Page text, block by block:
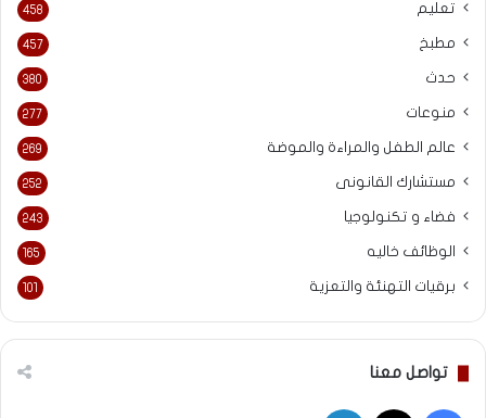
تعليم 458
مطبخ 457
حدث 380
منوعات 277
عالم الطفل والمراءة والموضة 269
مستشارك القانونى 252
فضاء و تكنولوجيا 243
الوظائف خاليه 165
برقيات التهنئة والتعزية 101
تواصل معنا